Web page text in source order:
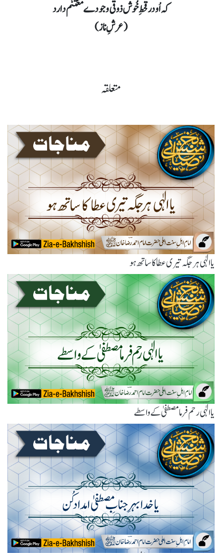
کہ اُو در قحطِ خُوش ذوقی وجودے مُغتَنَم دارد
(عرشِ ناز)
متعلقہ
یاالٰہی ہر جگہ تیری عطا کا ساتھ ہو
یاالٰہی رحم فرما مصطفیٰ کے واسطے